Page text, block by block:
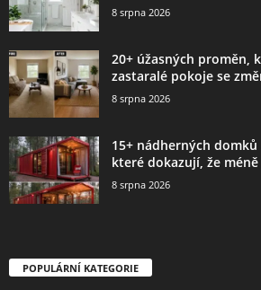
8 srpna 2026
20+ úžasných proměn,
zastaralé pokoje se
8 srpna 2026
15+ nádherných
které dokazují, že méně
8 srpna 2026
POPULÁRNÍ KATEGORIE